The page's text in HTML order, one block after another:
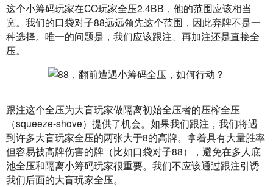
这个小筹码玩家在CO玩家全压2.4BB，他的范围应该相当
宽。我们的口袋对子88远远领先这个范围，因此弃牌不是一
种选择。唯一的问题是，我们应该跟注、再加注还是直接全
压。
跟注这个全压为大盲玩家做隔离初始全压者的压榨全压
（squeeze-shove）提供了机会。如果我们跟注，我们将遇
到许多大盲玩家全压的两张大于8的高牌。拿着具有大量胜率
但容易被高牌伤害的牌（比如口袋对子88），避免在多人底
池全压和隔离小筹码玩家很重要。我们不应该通过跟注引诱
我们后面的大盲玩家全压。